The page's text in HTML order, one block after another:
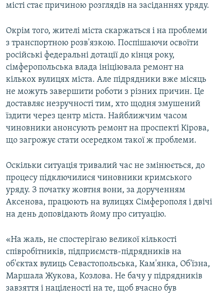
місті стає причиною розглядів на засіданнях уряду.
Окрім того, жителі міста скаржаться і на проблеми
з транспортною розв'язкою. Поспішаючи освоїти
російські федеральні дотації до кінця року,
сімферопольська влада ініціювала ремонт на
кількох вулицях міста. Але підрядники вже місяць
не можуть завершити роботи з різних причин. Це
доставляє незручності тим, хто щодня змушений
їздити через центр міста. Найближчим часом
чиновники анонсують ремонт на проспекті Кірова,
що загрожує стати осередком такої ж проблеми.
Оскільки ситуація тривалий час не змінюється, до
процесу підключилися чиновники кримського
уряду. З початку жовтня вони, за дорученням
Аксенова, працюють на вулицях Сімферополя і двічі
на день доповідають йому про ситуацію.
«На жаль, не спостерігаю великої кількості
співробітників, підприємств-підрядників на
об'єктах вулиць Севастопольська, Кам'янка, Об'їзна,
Маршала Жукова, Козлова. Не бачу у підрядників
завзяття і націленості на те, щоб вчасно був